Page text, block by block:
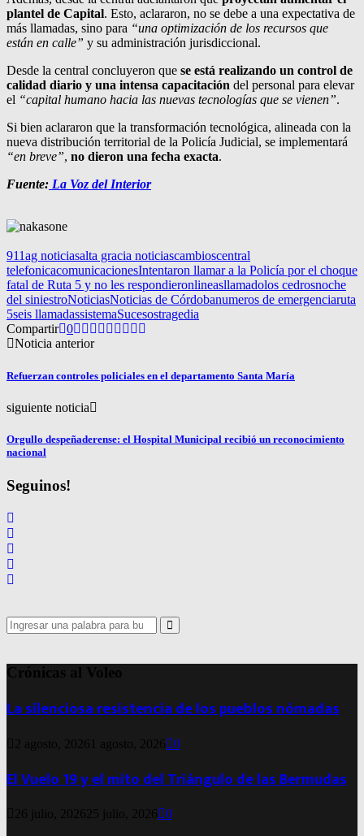
plantel de Capital. Esto, aclararon, no se debe a una expectativa de
más llamadas, sino para “una optimización de los recursos que
están en calle” y su administración jurisdiccional.
Desde la central concluyeron que se está realizando un control de
calidad diario y una intensa capacitación del personal para elevar
el “capital humano hacia las nuevas tecnologías que se vienen”.
Si bien aclararon que la transformación tecnológica, alineada con la
nueva distribución territorial de la Policía Judicial, se implementará
“en breve”, no dieron una fecha exacta.
Fuente: La Voz del Interior
911ag noticiasalta gracia noticiascambioscentral
telefonicacomunicacionesIntentaron llamar a la Policía por el choque
fatal de Ruta 5 y no les respondieronlineasllamadolos cedrosnoche
del siniestroNoticiasNoticias de Córdobanumeros de emergenciaruta
5seis llamadassistemaSucesostragedia
Compartir 0
Noticia anterior
Refuerzan controles policiales en el departamento Santa María
siguiente noticia
Orgullo despeñaderense: el Hospital Municipal recibió un reconocimiento
nacional
Seguinos!
Search
for:
Search
Crónicas al Voleo
La silenciosa resistencia de los pueblos nómadas
2 agosto, 2026 1 agosto, 2026 0
El Vuelo 19 y el mito del Triángulo de las Bermudas
26 julio, 2026 25 julio, 2026 0